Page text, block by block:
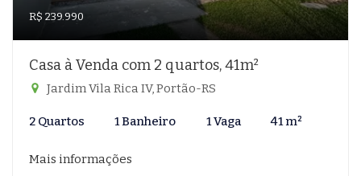
R$ 239.990
Casa à Venda com 2 quartos, 41m²
Jardim Vila Rica IV, Portão-RS
2 Quartos 1 Banheiro 1 Vaga 41 m²
Mais informações